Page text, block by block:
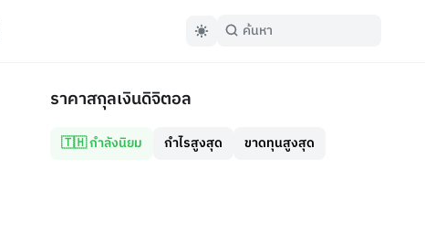
ราคาสกุลเงินดิจิตอล
🇹🇭 กำลังนิยม กำไรสูงสุด ขาดทุนสูงสุด